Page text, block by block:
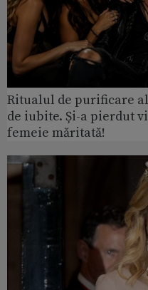
Ritualul de purificare
de iubite. Și-a pierdut
femeie măritată!